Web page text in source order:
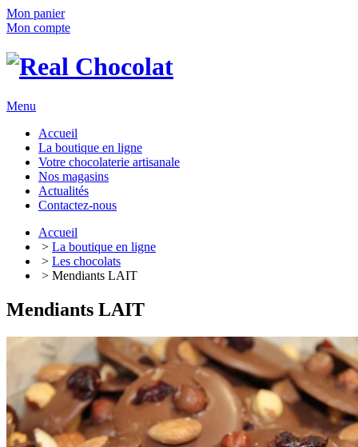
Mon panier
Mon compte
Menu
Accueil
La boutique en ligne
Votre chocolaterie artisanale
Nos magasins
Actualités
Contactez-nous
Accueil
> La boutique en ligne
> Les chocolats
> Mendiants LAIT
Mendiants LAIT